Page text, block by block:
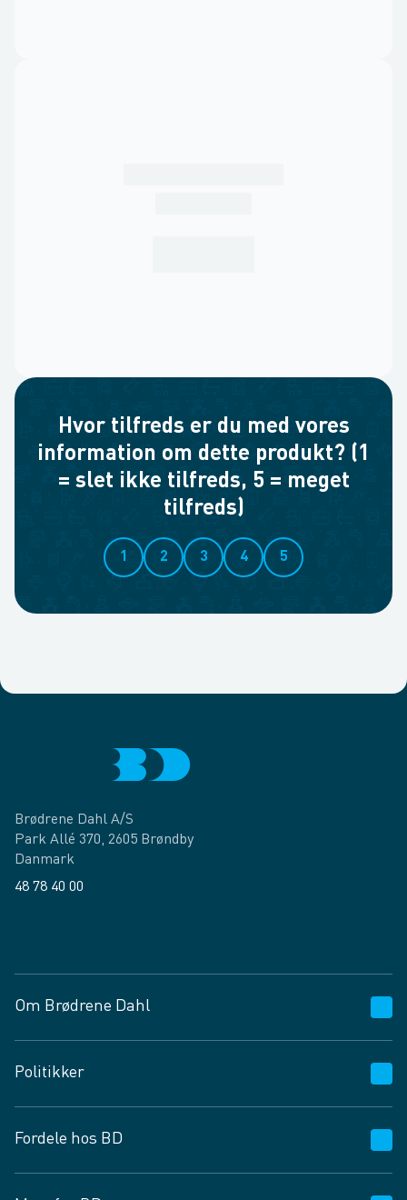
Hvor tilfreds er du med vores
information om dette produkt? (1
= slet ikke tilfreds, 5 = meget
tilfreds)
1 2 3 4 5
Brødrene Dahl A/S
Park Allé 370, 2605 Brøndby
Danmark
48 78 40 00
Om Brødrene Dahl
Vagttelefon 30 10 89 89
Spørgsmål og svar
Job og karriere
Fødevarekontrolrapport
Politikker
Privatlivspolitik
Cookies
Fordele hos BD